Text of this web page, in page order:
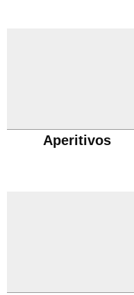
Aperitivos